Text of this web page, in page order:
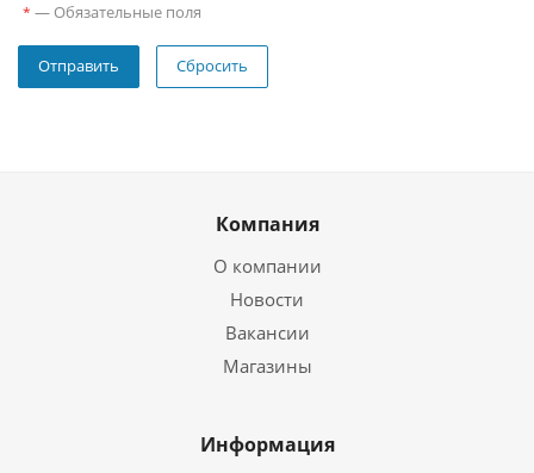
* — Обязательные поля
Сбросить
Компания
О компании
Новости
Вакансии
Магазины
Информация